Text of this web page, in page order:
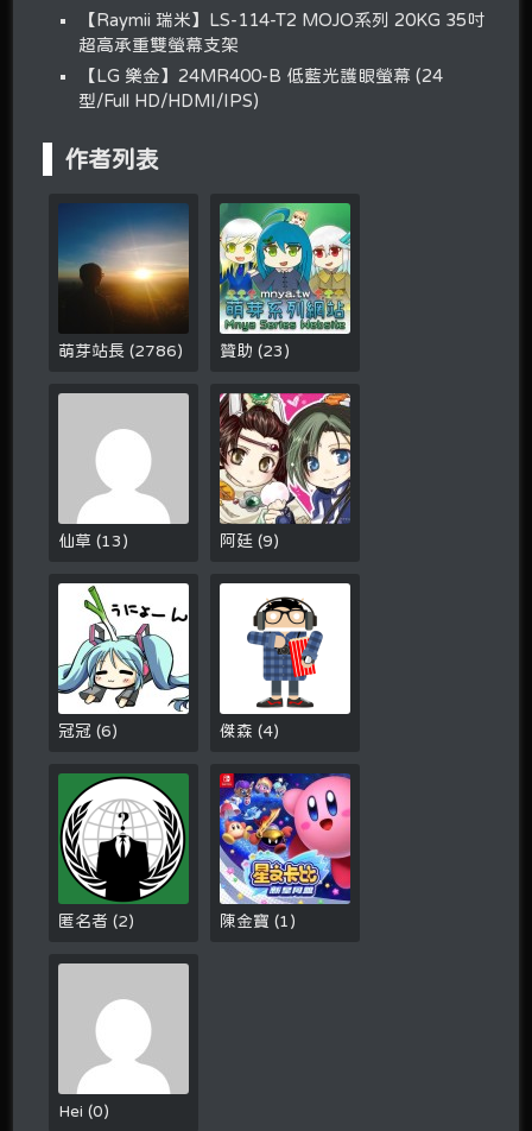
【Raymii 瑞米】LS-114-T2 MOJO系列 20KG 35吋
超高承重雙螢幕支架
【LG 樂金】24MR400-B 低藍光護眼螢幕 (24
型/Full HD/HDMI/IPS)
作者列表
萌芽站長(2786) 贊助(23 )
仙草(13 ) 阿廷(9)
冠冠(6) 傑森(4)
匿名者(2) 陳金寶(1 )
Hei(0)